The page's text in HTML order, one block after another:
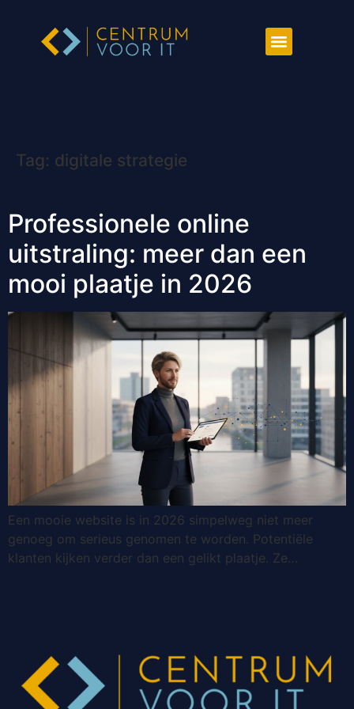
Tag: digitale strategie
Professionele online
uitstraling: meer dan een
mooi plaatje in 2026
Een mooie website is in 2026 simpelweg niet meer
genoeg om serieus genomen te worden. Potentiële
klanten kijken verder dan een gelikt plaatje. Ze…